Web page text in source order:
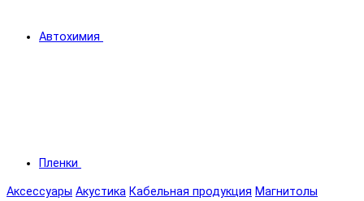
Автохимия
Пленки
Аксессуары Акустика Кабельная продукция Магнитолы